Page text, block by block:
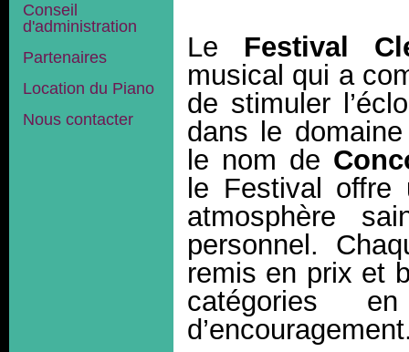
Conseil
d'administration
Partenaires
Location du Piano
Nous contacter
Le Festival
musical qui a
de stimuler
dans le
le nom de
le Festival
atmosphère
personnel.
remis en prix et
catégories